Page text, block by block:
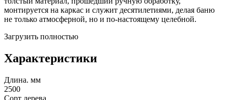
монтируется на каркас и служит десятилетиями, делая баню
не только атмосферной, но и по-настоящему целебной.
Загрузить полностью
Характеристики
Длина. мм
2500